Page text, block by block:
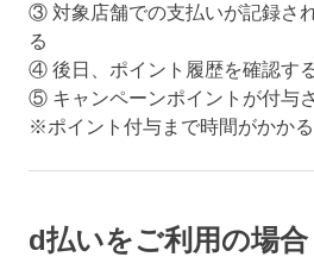
③ 対象店舗での支払いが記録さ
る
④ 後日、ポイント履歴を確認す
⑤ キャンペーンポイントが付与
※ポイント付与まで時間がかかる
d払いをご利用の場合